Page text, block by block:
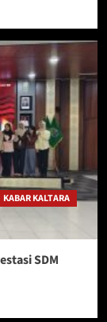
KABAR KALTARA
SDM